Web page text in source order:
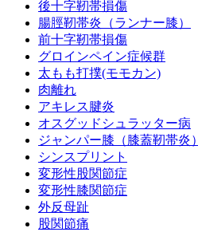
後十字靭帯損傷
腸脛靭帯炎（ランナー膝）
前十字靭帯損傷
グロインペイン症候群
太もも打撲(モモカン)
肉離れ
アキレス腱炎
オスグッドシュラッター病
ジャンパー膝（膝蓋靭帯炎）
シンスプリント
変形性股関節症
変形性膝関節症
外反母趾
股関節痛